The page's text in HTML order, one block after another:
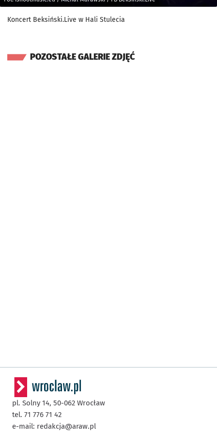
Koncert Beksiński.Live w Hali Stulecia
POZOSTAŁE GALERIE ZDJĘĆ
pl. Solny 14, 50-062 Wrocław
tel. 71 776 71 42
e-mail: redakcja@araw.pl